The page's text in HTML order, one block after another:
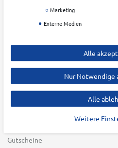
Swim & Beach
Bike
Gutscheine
Marketing
Externe Medien
Alle
Nur Notwendige
Alle
Weitere